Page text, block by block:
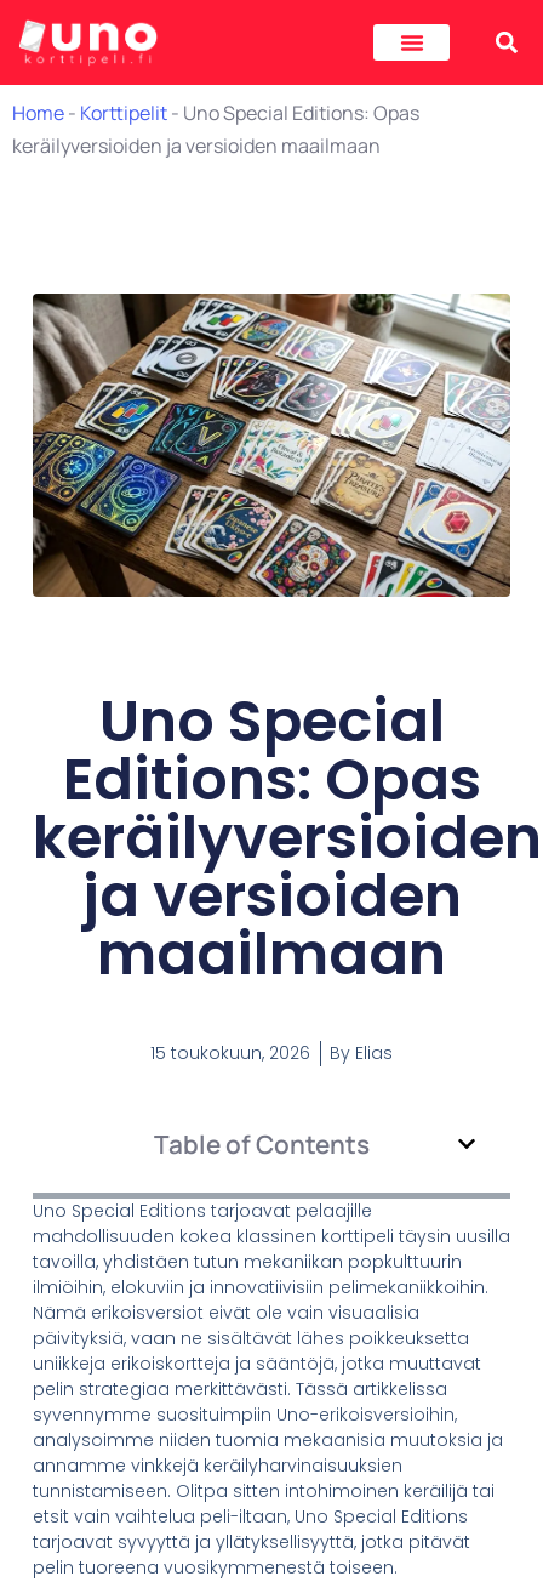
Home- Korttipelit- Uno Special Editions: Opas
keräilyversioiden ja versioiden maailmaan
Uno Special
Editions: Opas
keräilyversioiden
ja versioiden
maailmaan
15 toukokuun, 2026 By Elias
Table of Contents
Uno Special Editions tarjoavat pelaajille
mahdollisuuden kokea klassinen korttipeli täysin uusilla
tavoilla, yhdistäen tutun mekaniikan popkulttuurin
ilmiöihin, elokuviin ja innovatiivisiin pelimekaniikkoihin.
Nämä erikoisversiot eivät ole vain visuaalisia
päivityksiä, vaan ne sisältävät lähes poikkeuksetta
uniikkeja erikoiskortteja ja sääntöjä, jotka muuttavat
pelin strategiaa merkittävästi. Tässä artikkelissa
syvennymme suosituimpiin Uno-erikoisversioihin,
analysoimme niiden tuomia mekaanisia muutoksia ja
annamme vinkkejä keräilyharvinaisuuksien
tunnistamiseen. Olitpa sitten intohimoinen keräilijä tai
etsit vain vaihtelua peli-iltaan, Uno Special Editions
tarjoavat syvyyttä ja yllätyksellisyyttä, jotka pitävät
pelin tuoreena vuosikymmenestä toiseen.